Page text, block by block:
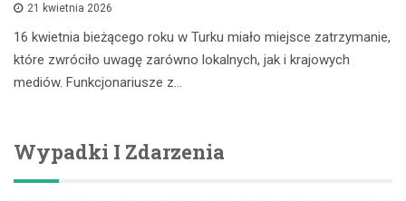
21 kwietnia 2026
16 kwietnia bieżącego roku w Turku miało miejsce zatrzymanie,
które zwróciło uwagę zarówno lokalnych, jak i krajowych
mediów. Funkcjonariusze z…
Wypadki I Zdarzenia